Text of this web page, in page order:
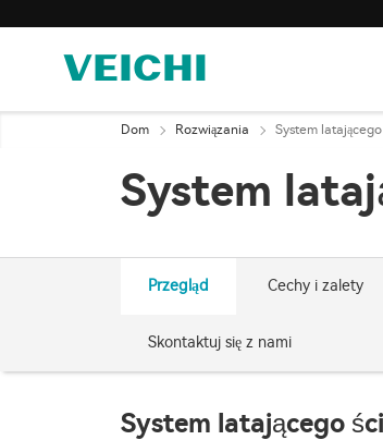
Dom Rozwiązania System
System
Przegląd Cechy i zalety
Skontaktuj się z nami
System latającego